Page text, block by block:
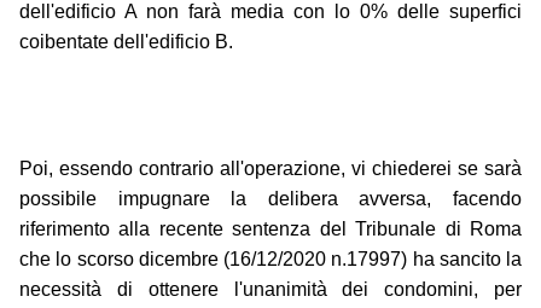
dell'edificio A non farà media con lo 0% delle superfici
coibentate dell'edificio B.
Poi, essendo contrario all'operazione, vi chiederei se sarà
possibile impugnare la delibera avversa, facendo
riferimento alla recente sentenza del Tribunale di Roma
che lo scorso dicembre (16/12/2020 n.17997) ha sancito la
necessità di ottenere l'unanimità dei condomini, per